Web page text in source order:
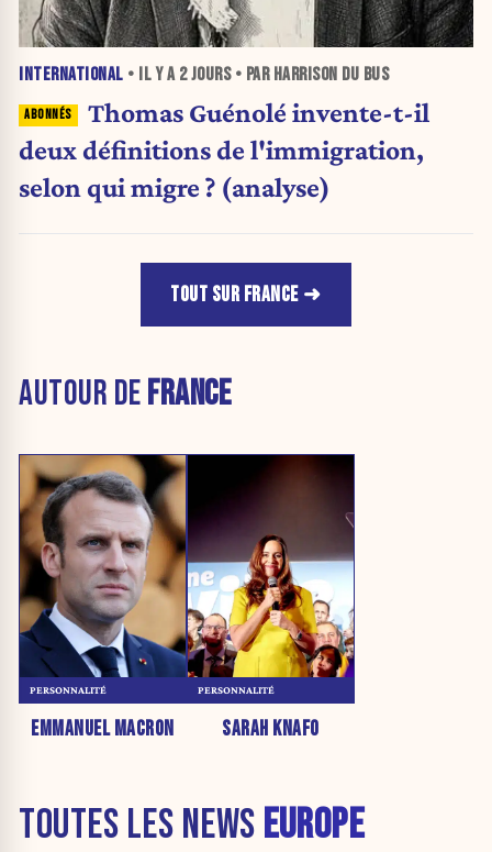
INTERNATIONAL • IL Y A 2 JOURS• PAR HARRISON DU BUS
Thomas Guénolé invente-t-il
deux définitions de l'immigration,
selon qui migre ? (analyse)
TOUT SUR FRANCE
AUTOUR DEFRANCE
EMMANUEL MACRON
PERSONNALITÉ
SARAH KNAFO
PERSONNALITÉ
TOUTES LES NEWS EUROPE